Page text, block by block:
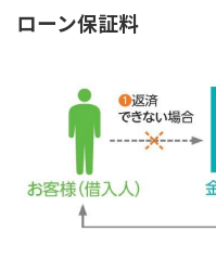
ローン保証料